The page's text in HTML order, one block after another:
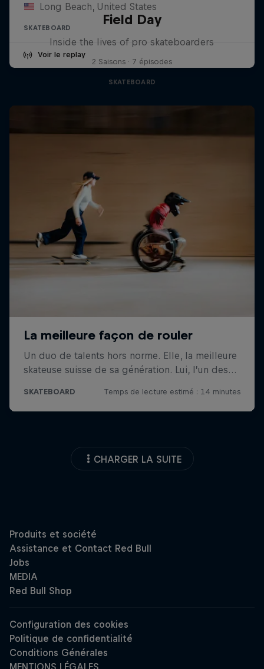
Long Beach, United States
SKATEBOARD
Voir le replay
Field Day
Inside the lives of pro skateboarders
2 Saisons · 7 épisodes
SKATEBOARD
CHARGER LA SUITE